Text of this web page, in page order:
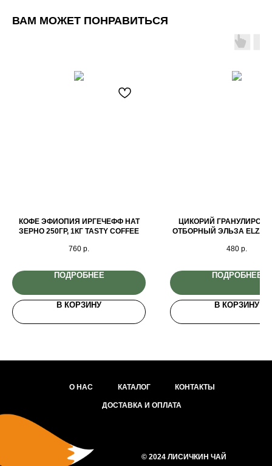
ВАМ МОЖЕТ ПОНРАВИТЬСЯ
КОФЕ ЭФИОПИЯ ИРГЕЧЕФФ НАТ
ЗЕРНО 250ГР, 1КГ TASTY COFFEE
760 р.
ПОДРОБНЕЕ
В КОРЗИНУ
ЦИКОРИЙ
ОТБОРНЫЙ ЭЛЬЗА ELZA
480 р.
ПОДРОБНЕЕ
В КОРЗИНУ
О НАС КАТАЛОГ
ДОСТАВКА И ОПЛАТА
© 2024 ЛИСИЧКИН ЧАЙ
КОНТАКТЫ